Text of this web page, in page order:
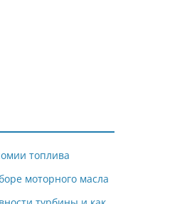
топлива
моторного масла